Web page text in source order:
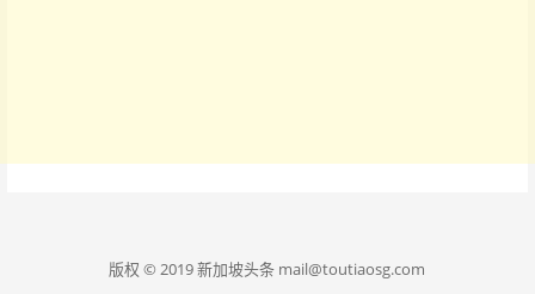
版权 © 2019 新加坡头条 mail@toutiaosg.com